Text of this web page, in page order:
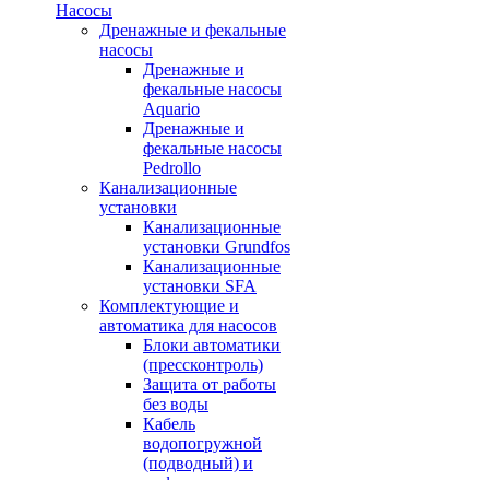
Насосы
Дренажные и фекальные
насосы
Дренажные и
фекальные насосы
Aquario
Дренажные и
фекальные насосы
Pedrollo
Канализационные
установки
Канализационные
установки Grundfos
Канализационные
установки SFA
Комплектующие и
автоматика для насосов
Блоки автоматики
(прессконтроль)
Защита от работы
без воды
Кабель
водопогружной
(подводный) и